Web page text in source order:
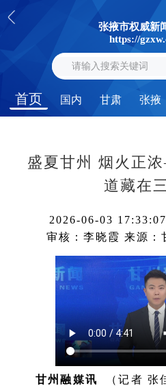
张掖市权威新
https://
首页 国内 甘肃 张掖
盛夏甘州 烟火正
道藏在
2026-06-03 17:33:07
审核：李晓霞 来源：
甘州融媒讯
（记者